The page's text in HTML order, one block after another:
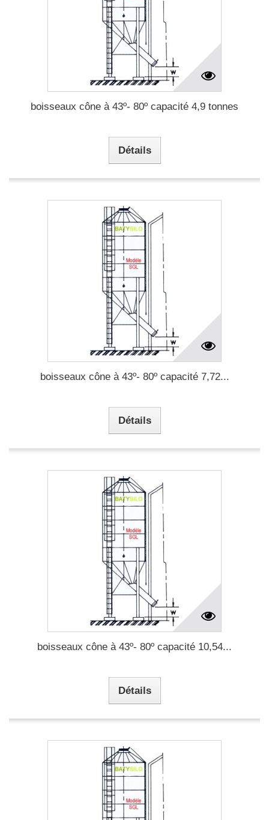
boisseaux cône à 43º- 80º capacité 4,9 tonnes
Détails
boisseaux cône à 43º- 80º capacité 7,72...
Détails
boisseaux cône à 43º- 80º capacité 10,54...
Détails